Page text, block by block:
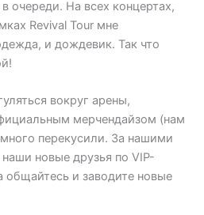
очереди. На всех концертах,
Revival Tour мне
и дождевик. Так что
вокруг арены,
мерчендайзом (нам
перекусили. За нашими
новые друзья по VIP-
общайтесь и заводите новые